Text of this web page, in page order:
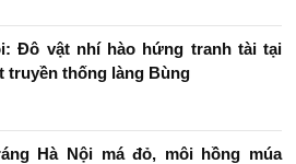
Đô vật nhí hào hứng tranh tài tại
truyền thống làng Bùng
Hà Nội má đỏ, môi hồng múa